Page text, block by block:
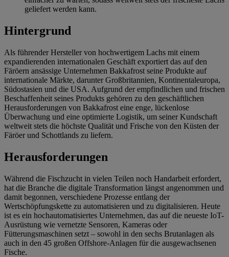
geliefert werden kann.
Hintergrund
Als führender Hersteller von hochwertigem Lachs mit einem
expandierenden internationalen Geschäft exportiert das auf den
Färöern ansässige Unternehmen Bakkafrost seine Produkte auf
internationale Märkte, darunter Großbritannien, Kontinentaleuropa,
Südostasien und die USA. Aufgrund der empfindlichen und frischen
Beschaffenheit seines Produkts gehören zu den geschäftlichen
Herausforderungen von Bakkafrost eine enge, lückenlose
Überwachung und eine optimierte Logistik, um seiner Kundschaft
weltweit stets die höchste Qualität und Frische von den Küsten der
Färöer und Schottlands zu liefern.
Herausforderungen
Während die Fischzucht in vielen Teilen noch Handarbeit erfordert,
hat die Branche die digitale Transformation längst angenommen und
damit begonnen, verschiedene Prozesse entlang der
Wertschöpfungskette zu automatisieren und zu digitalisieren. Heute
ist es ein hochautomatisiertes Unternehmen, das auf die neueste IoT-
Ausrüstung wie vernetzte Sensoren, Kameras oder
Fütterungsmaschinen setzt – sowohl in den sechs Brutanlagen als
auch in den 45 großen Offshore-Anlagen für die ausgewachsenen
Fische.